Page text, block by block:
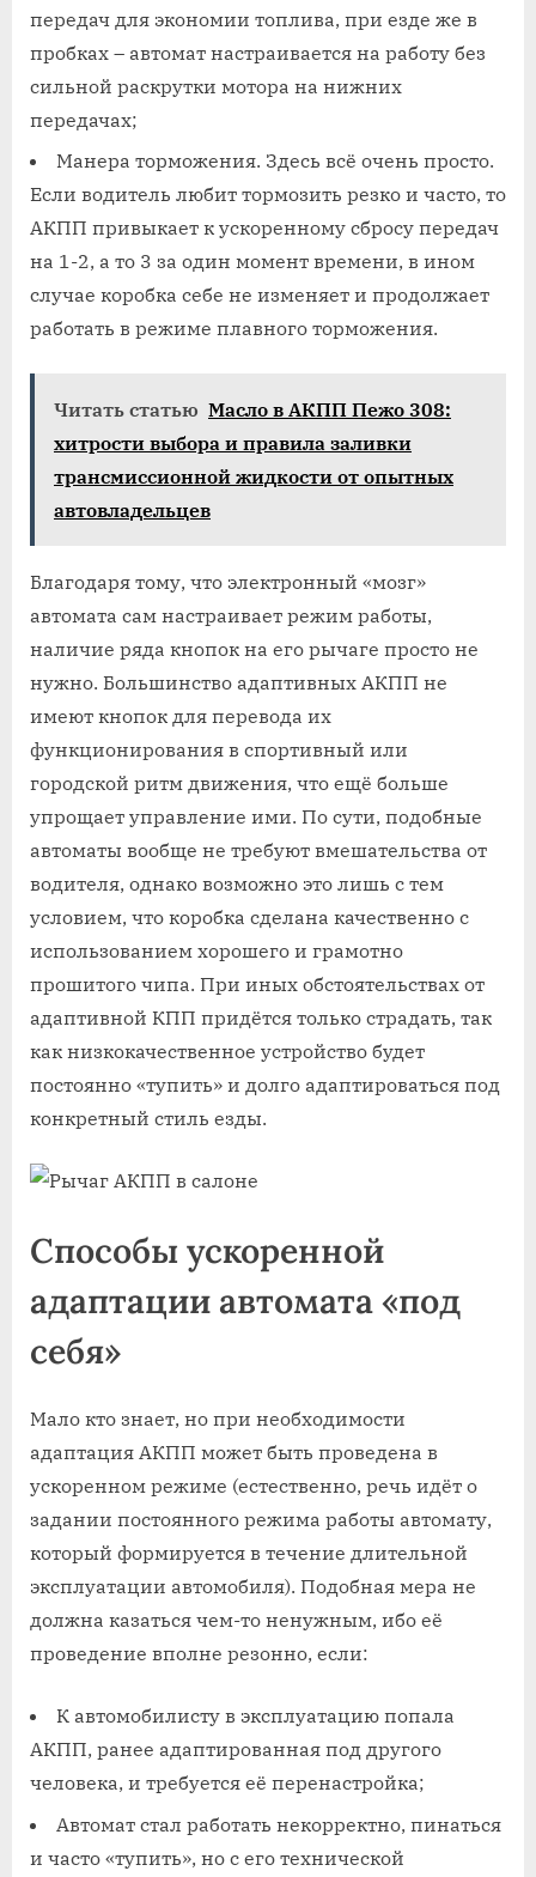
передач для экономии топлива, при езде же в
пробках – автомат настраивается на работу без
сильной раскрутки мотора на нижних
передачах;
Манера торможения. Здесь всё очень просто.
Если водитель любит тормозить резко и часто, то
АКПП привыкает к ускоренному сбросу передач
на 1-2, а то 3 за один момент времени, в ином
случае коробка себе не изменяет и продолжает
работать в режиме плавного торможения.
Читать статью Масло в АКПП Пежо 308:
хитрости выбора и правила заливки
трансмиссионной жидкости от опытных
автовладельцев
Благодаря тому, что электронный «мозг»
автомата сам настраивает режим работы,
наличие ряда кнопок на его рычаге просто не
нужно. Большинство адаптивных АКПП не
имеют кнопок для перевода их
функционирования в спортивный или
городской ритм движения, что ещё больше
упрощает управление ими. По сути, подобные
автоматы вообще не требуют вмешательства от
водителя, однако возможно это лишь с тем
условием, что коробка сделана качественно с
использованием хорошего и грамотно
прошитого чипа. При иных обстоятельствах от
адаптивной КПП придётся только страдать, так
как низкокачественное устройство будет
постоянно «тупить» и долго адаптироваться под
конкретный стиль езды.
Способы ускоренной
адаптации автомата «под
себя»
Мало кто знает, но при необходимости
адаптация АКПП может быть проведена в
ускоренном режиме (естественно, речь идёт о
задании постоянного режима работы автомату,
который формируется в течение длительной
эксплуатации автомобиля). Подобная мера не
должна казаться чем-то ненужным, ибо её
проведение вполне резонно, если:
К автомобилисту в эксплуатацию попала
АКПП, ранее адаптированная под другого
человека, и требуется её перенастройка;
Автомат стал работать некорректно, пинаться
и часто «тупить», но с его технической